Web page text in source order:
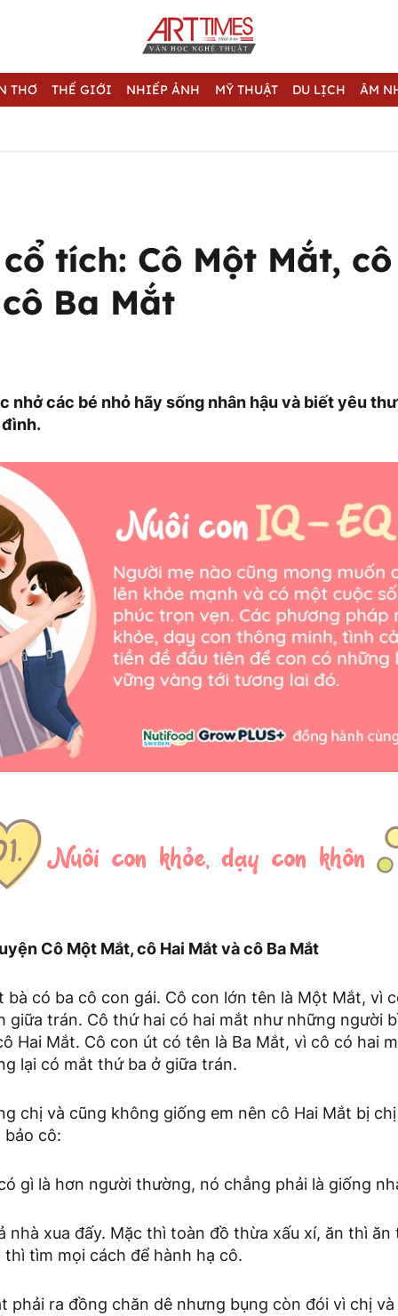
THƠ THẾ GIỚI NHIẾP ẢNH MỸ THUẬT DU LỊCH ÂM
tích: Cô Một Mắt,
Ba Mắt
nhở các bé nhỏ hãy sống nhân hậu và biết yêu
Cô Một Mắt, cô Hai Mắt và cô Ba Mắt
bà có ba cô con gái. Cô con lớn tên là Một Mắt, vì
giữa trán. Cô thứ hai có hai mắt như những người
Hai Mắt. Cô con út có tên là Ba Mắt, vì cô có hai
lại có mắt thứ ba ở giữa trán.
chị và cũng không giống em nên cô Hai Mắt bị
bảo cô:
gì là hơn người thường, nó chẳng phải là giống
nhà xua đấy. Mặc thì toàn đồ thừa xấu xí, ăn thì
tìm mọi cách để hành hạ cô.
phải ra đồng chăn dê nhưng bụng còn đói vì chị